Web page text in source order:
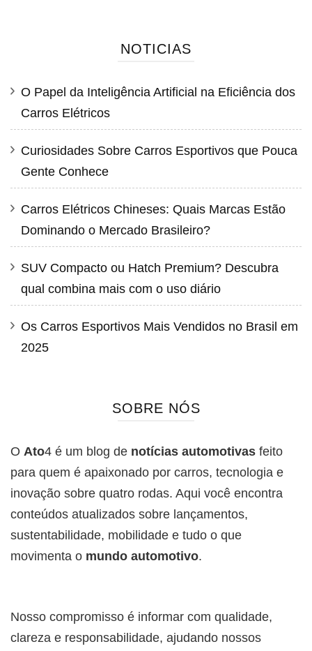
NOTICIAS
O Papel da Inteligência Artificial na Eficiência dos
Carros Elétricos
Curiosidades Sobre Carros Esportivos que Pouca
Gente Conhece
Carros Elétricos Chineses: Quais Marcas Estão
Dominando o Mercado Brasileiro?
SUV Compacto ou Hatch Premium? Descubra
qual combina mais com o uso diário
Os Carros Esportivos Mais Vendidos no Brasil em
2025
SOBRE NÓS
O Ato4 é um blog de notícias automotivas feito
para quem é apaixonado por carros, tecnologia e
inovação sobre quatro rodas. Aqui você encontra
conteúdos atualizados sobre lançamentos,
sustentabilidade, mobilidade e tudo o que
movimenta o mundo automotivo.
Nosso compromisso é informar com qualidade,
clareza e responsabilidade, ajudando nossos